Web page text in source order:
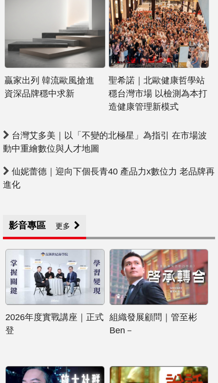
贏家出列 韓流歐風搶進
資深品牌穩中求新
聖希諾｜北歐健康哲學站
穩台灣市場 以檢測為本打
造健康管理新模式
台灣艾多美｜以「不變的北極星」為指引 在市場波
動中重繪數位與人才地圖
仙妮蕾德｜迎向下個長青40 產品力x數位力 老品牌再
進化
影音專區 更多
2026年度實戰講座｜正式
登
組織發展顧問｜管至彬
Ben－